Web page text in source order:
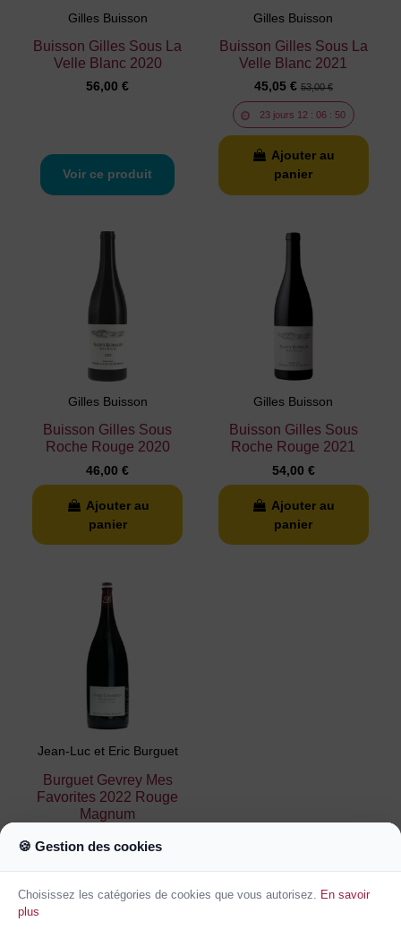
Gilles Buisson
Buisson Gilles Sous La
Velle Blanc 2020
56,00 €
Voir ce produit
Gilles Buisson
Buisson Gilles Sous La
Velle Blanc 2021
45,05 € 53,00 €
23 jours 12 :06 : 49
Ajouter au
panier
Gilles Buisson
Buisson Gilles Sous
Roche Rouge 2020
46,00 €
Ajouter au
panier
Gilles Buisson
Buisson Gilles Sous
Roche Rouge 2021
54,00 €
Ajouter au
panier
Jean-Luc et Eric Burguet
Burguet Gevrey Mes
Favorites 2022 Rouge
Magnum
Ajouter au
panier
🍪 Gestion des cookies
Choisissez les catégories de cookies que vous autorisez. En savoir
plus